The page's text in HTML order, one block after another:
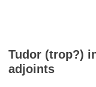
Tudor (trop?)
adjoints